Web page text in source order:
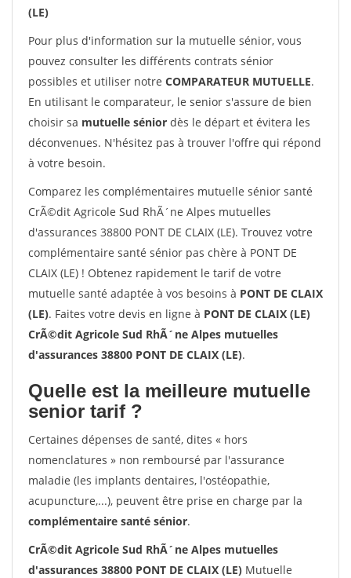
(LE)
Pour plus d'information sur la mutuelle sénior, vous
pouvez consulter les différents contrats sénior
possibles et utiliser notre COMPARATEUR MUTUELLE.
En utilisant le comparateur, le senior s'assure de bien
choisir sa mutuelle sénior dès le départ et évitera les
déconvenues. N'hésitez pas à trouver l'offre qui répond
à votre besoin.
Comparez les complémentaires mutuelle sénior santé
CrÃ©dit Agricole Sud RhÃ´ne Alpes mutuelles
d'assurances 38800 PONT DE CLAIX (LE). Trouvez votre
complémentaire santé sénior pas chère à PONT DE
CLAIX (LE) ! Obtenez rapidement le tarif de votre
mutuelle santé adaptée à vos besoins à PONT DE CLAIX
(LE). Faites votre devis en ligne à PONT DE CLAIX (LE)
CrÃ©dit Agricole Sud RhÃ´ne Alpes mutuelles
d'assurances 38800 PONT DE CLAIX (LE).
Quelle est la meilleure mutuelle
senior tarif ?
Certaines dépenses de santé, dites « hors
nomenclatures » non remboursé par l'assurance
maladie (les implants dentaires, l'ostéopathie,
acupuncture,...), peuvent être prise en charge par la
complémentaire santé sénior.
CrÃ©dit Agricole Sud RhÃ´ne Alpes mutuelles
d'assurances 38800 PONT DE CLAIX (LE) Mutuelle